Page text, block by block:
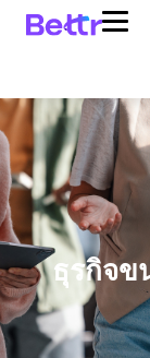
ธุรกิจข